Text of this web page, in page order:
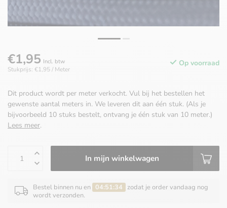
€1,95 Incl. btw
Stukprijs: €1,95 / Meter
Op voorraad
Dit product wordt per meter verkocht. Vul bij het bestellen het
gewenste aantal meters in. We leveren dit aan één stuk. (Als je
bijvoorbeeld 10 stuks bestelt, ontvang je één stuk van 10 meter.)
Lees meer.
In mijn winkelwagen
Bestel binnen nu en 04:51:34
zodat je order vandaag nog
wordt verzonden.